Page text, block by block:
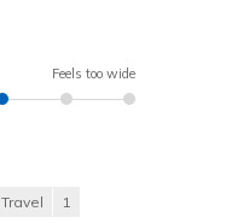
Feels too wide
Travel 1